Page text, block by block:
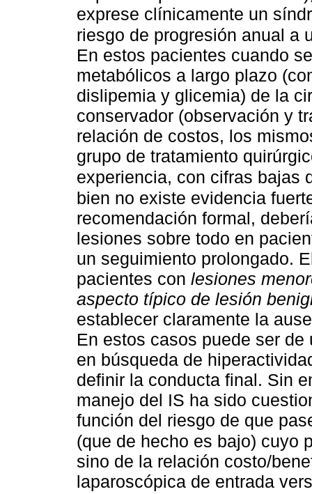
exprese clínicamente un
riesgo de progresión anual a
En estos pacientes cuando
metabólicos a largo plazo
dislipemia y glicemia) de la
conservador (observación y
relación de costos, los
grupo de tratamiento
experiencia, con cifras bajas
bien no existe evidencia
recomendación formal,
lesiones sobre todo en
un seguimiento prolongado.
pacientes con lesiones
aspecto típico de lesión
establecer claramente la
En estos casos puede ser
en búsqueda de
definir la conducta final. Sin
manejo del IS ha sido
función del riesgo de que
(que de hecho es bajo) cuyo
sino de la relación costo/
laparoscópica de entrada